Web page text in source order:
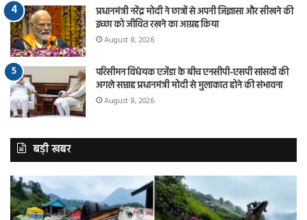
प्रधानमंत्री नरेंद्र मोदी ने छात्रों से अपनी जिज्ञासा और सीखने की
इच्छा को जीवित रखने का आग्रह किया
August 8, 2026
परिसीमन विधेयक एजेंडा के बीच एनसीपी-एसपी सांसदों की
अगले सप्ताह प्रधानमंत्री मोदी से मुलाकात होने की संभावना
August 8, 2026
बड़ी खबर